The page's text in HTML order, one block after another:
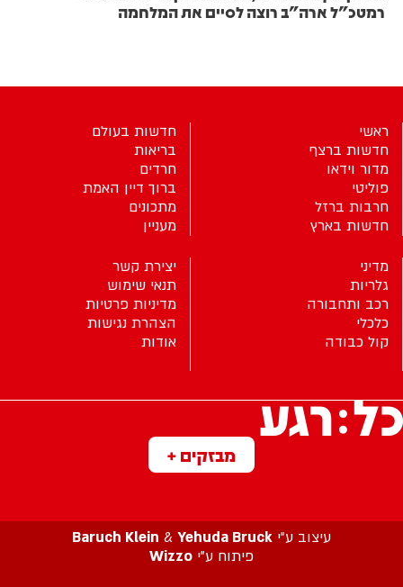
רמטכ"ל ארה"ב רוצה לסיים את המלחמה
מבזקים +
ראשי
חדשות ברצף
מדור וידאו
פוליטי
חרבות ברזל
חדשות בארץ
חדשות בעולם
בריאות
חרדים
ברוך דיין האמת
מתכונים
מעניין
מדיני
גלריות
רכב ותחבורה
כלכלי
קול כבודה
יצירת קשר
תנאי שימוש
מדיניות פרטיות
הצהרת נגישות
אודות
עיצוב ע”י Baruch Klein & Yehuda Bruck
פיתוח ע”י Wizzo